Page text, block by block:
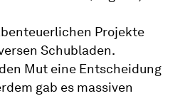
Projekte
Schubladen.
Mut eine Entscheidung
gab es massiven